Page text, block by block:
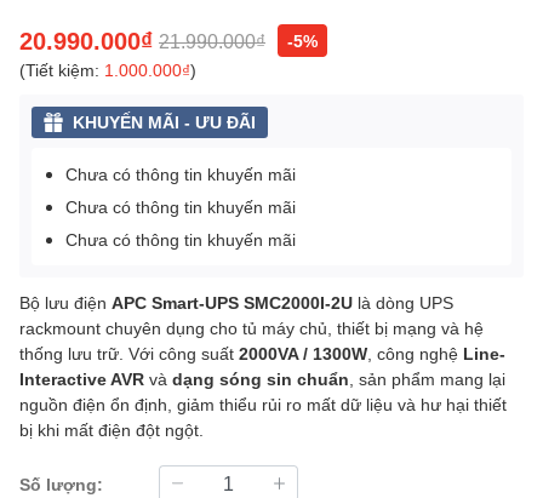
20.990.000₫ 21.990.000₫
-5%
(Tiết kiệm: 1.000.000₫)
KHUYẾN MÃI - ƯU ĐÃI
Chưa có thông tin khuyến mãi
Chưa có thông tin khuyến mãi
Chưa có thông tin khuyến mãi
Bộ lưu điện APC Smart-UPS SMC2000I-2U là dòng UPS
rackmount chuyên dụng cho tủ máy chủ, thiết bị mạng và hệ
thống lưu trữ. Với công suất 2000VA / 1300W , công nghệ Line-
Interactive AVR và dạng sóng sin chuẩn , sản phẩm mang lại
nguồn điện ổn định, giảm thiểu rủi ro mất dữ liệu và hư hại thiết
bị khi mất điện đột ngột.
Số lượng: